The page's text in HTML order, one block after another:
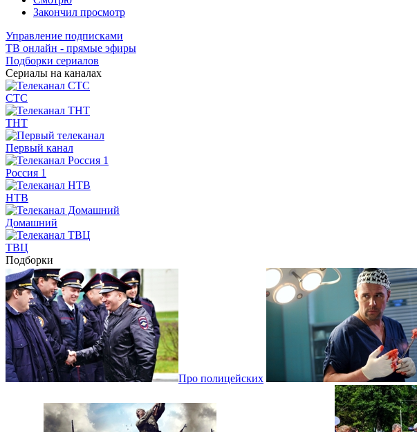
Закончил просмотр
Управление подписками
ТВ онлайн - прямые эфиры
Подборки сериалов
Сериалы на каналах
СТС
ТНТ
Первый канал
Россия 1
НТВ
Домашний
ТВЦ
Подборки
Про полицейских